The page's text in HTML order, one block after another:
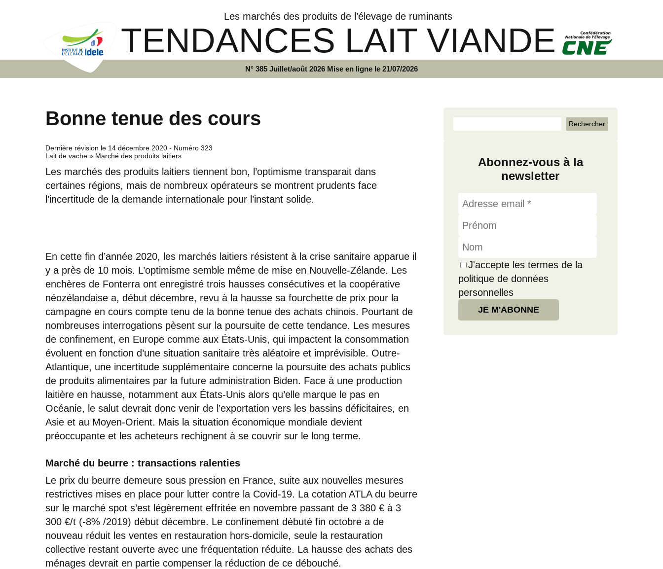
Les marchés des produits de l’élevage de ruminants
TENDANCES LAIT VIANDE
N° 385 Juillet/août 2026 Mise en ligne le 21/07/2026
Bonne tenue des cours
Dernière révision le 14 décembre 2020 - Numéro 323
Lait de vache » Marché des produits laitiers
Les marchés des produits laitiers tiennent bon, l’optimisme transparait dans
certaines régions, mais de nombreux opérateurs se montrent prudents face
l’incertitude de la demande internationale pour l’instant solide.
En cette fin d’année 2020, les marchés laitiers résistent à la crise sanitaire apparue il
y a près de 10 mois. L’optimisme semble même de mise en Nouvelle-Zélande. Les
enchères de Fonterra ont enregistré trois hausses consécutives et la coopérative
néozélandaise a, début décembre, revu à la hausse sa fourchette de prix pour la
campagne en cours compte tenu de la bonne tenue des achats chinois. Pourtant de
nombreuses interrogations pèsent sur la poursuite de cette tendance. Les mesures
de confinement, en Europe comme aux États-Unis, qui impactent la consommation
évoluent en fonction d’une situation sanitaire très aléatoire et imprévisible. Outre-
Atlantique, une incertitude supplémentaire concerne la poursuite des achats publics
de produits alimentaires par la future administration Biden. Face à une production
laitière en hausse, notamment aux États-Unis alors qu’elle marque le pas en
Océanie, le salut devrait donc venir de l’exportation vers les bassins déficitaires, en
Asie et au Moyen-Orient. Mais la situation économique mondiale devient
préoccupante et les acheteurs rechignent à se couvrir sur le long terme.
Marché du beurre : transactions ralenties
Le prix du beurre demeure sous pression en France, suite aux nouvelles mesures
restrictives mises en place pour lutter contre la Covid-19. La cotation ATLA du beurre
sur le marché spot s’est légèrement effritée en novembre passant de 3 380 € à 3
300 €/t (-8% /2019) début décembre. Le confinement débuté fin octobre a de
nouveau réduit les ventes en restauration hors-domicile, seule la restauration
collective restant ouverte avec une fréquentation réduite. La hausse des achats des
ménages devrait en partie compenser la réduction de ce débouché.
Abonnez-vous à la
newsletter
J'accepte les termes de la
politique de données
personnelles